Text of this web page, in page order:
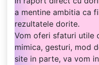
a mentine ambitia ca
rezultatele dorite.
Vom oferi sfaturi utile
mimica, gesturi, mod
site in parte, va vom